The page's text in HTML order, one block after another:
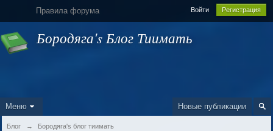
Правила форума Войти Регистрация
Бородяга's Блог Тиимать
Новые публикации
Меню
Блог →
Бородяга's блог тиимать